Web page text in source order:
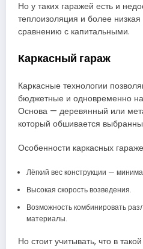
Но у таких гаражей есть и
теплоизоляция и более низкая
сравнению с капитальными.
Каркасный гараж
Каркасные технологии
бюджетные и одновременно
Основа — деревянный или
который обшивается
Особенности каркасных
Лёгкий вес конструкции —
Высокая скорость возведения.
Возможность комбинировать
материалы.
Но стоит учитывать, что в